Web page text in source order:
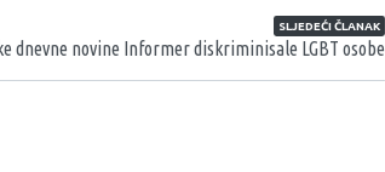
SLJEDEĆI ČLANAK
dnevne novine Informer diskriminisale LGBT osobe